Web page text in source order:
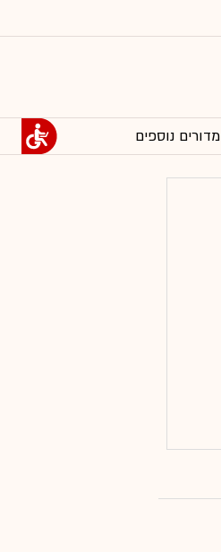
מדורים נוספים